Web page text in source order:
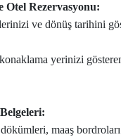
Otel Rezervasyonu:
ve dönüş tarihini
yerinizi
maaş